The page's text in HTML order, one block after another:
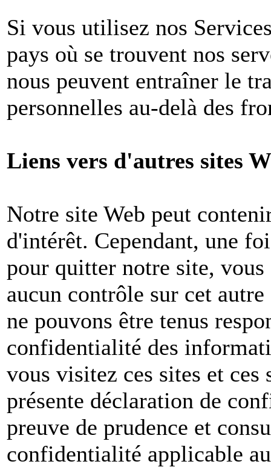
Si vous utilisez nos
pays où se trouvent nos
nous peuvent entraîner le
personnelles au-delà des
Liens vers d'autres sites
Notre site Web peut
d'intérêt. Cependant, une
pour quitter notre site, vous
aucun contrôle sur cet
ne pouvons être tenus
confidentialité des
vous visitez ces sites et ces
présente déclaration de
preuve de prudence et
confidentialité applicable